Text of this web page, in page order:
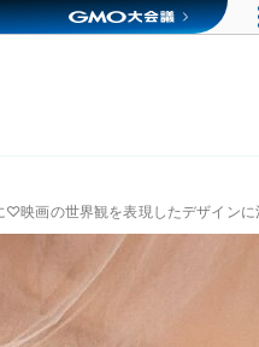
映画の世界観を表現したデザインに